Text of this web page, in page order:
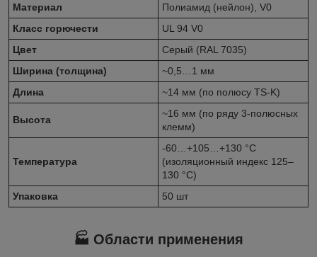
Материал
Полиамид (нейлон), V0
Класс горючести
UL 94 V0
Цвет
Серый (RAL 7035)
Ширина (толщина)
~0,5…1 мм
Длина
~14 мм (по полюсу TS‑K)
Высота
~16 мм (по ряду 3‑полюсных
клемм)
Температура
‑60…+105…+130 °C
(изоляционный индекс 125–
130 °C)
Упаковка
50 шт
🏭 Области применения